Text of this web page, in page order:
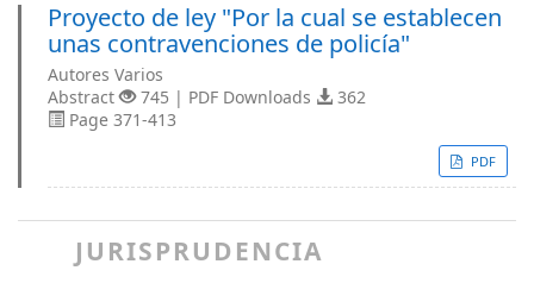
Proyecto de ley "Por la cual se establecen
unas contravenciones de policía"
Autores Varios
Abstract
745 | PDF Downloads
362
Page 371-413
PDF
JURISPRUDENCIA